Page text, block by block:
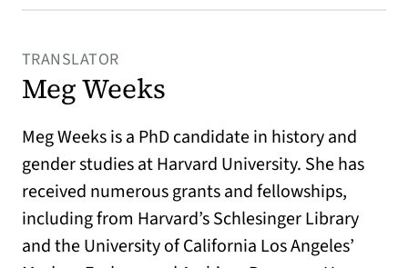
TRANSLATOR
Meg Weeks
Meg Weeks is a PhD candidate in history and
gender studies at Harvard University. She has
received numerous grants and fellowships,
including from Harvard’s Schlesinger Library
and the University of California Los Angeles’